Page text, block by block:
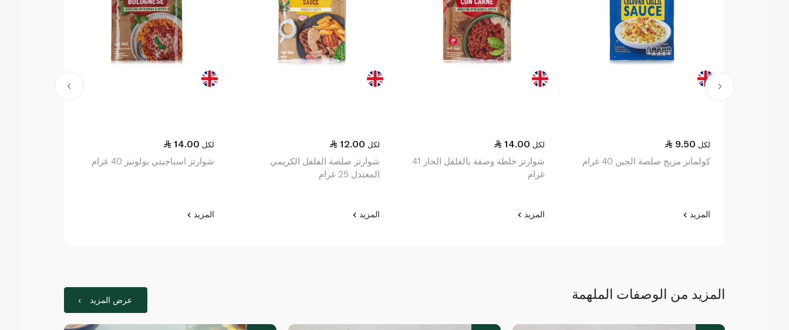
9.50 لكل
كولمانز مزيج صلصة الجبن 40 غرام
المزيد
14.00 لكل
شوارتز خلطة وصفة بالفلفل الحار 41
غرام
المزيد
12.00 لكل
شوارتز صلصة الفلفل الكريمي
المعتدل 25 غرام
المزيد
14.00 لكل
شوارتز اسباجيتي بولونيز 40 غرام
المزيد
المزيد من الوصفات الملهمة عرض المزيد